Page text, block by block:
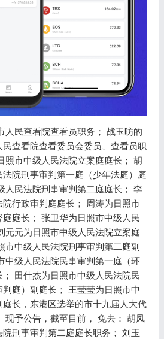
人民查看院查看员职务； 战玉昉的
民查看院查看委员会委员、查看员职
照市中级人民法院立案庭庭长； 胡
院刑事审判第一庭（少年法庭）庭
人民法院刑事审判第二庭庭长； 李
行政审判庭庭长； 周涛为日照市
庭长； 张卫华为日照市中级人民
元元为日照市中级人民法院立案庭
市中级人民法院刑事审判第二庭副
中级人民法院民事审判第一庭（环
田仕杰为日照市中级人民法院民
庭）副庭长； 王莹莹为日照市中
长，东港区选举的市十九届人大代
现予公告，截至目前， 免去： 胡凤
刑事审判第二庭庭长职务； 刘玉